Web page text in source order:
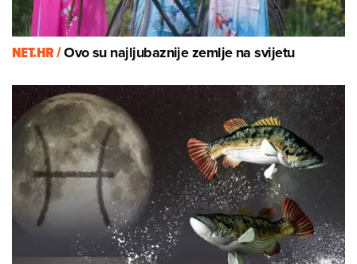
NET.HR /Ovo su najljubaznije zemlje na svijetu